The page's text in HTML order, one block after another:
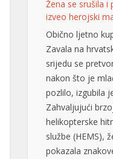
Žena se srušila i
izveo herojski
Obično ljetno
Zavala na
srijedu se
nakon što je
pozlilo, izgubila
Zahvaljujući
helikopterske
službe (HEMS),
pokazala